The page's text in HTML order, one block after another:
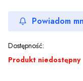
Powiadom
Dostępność:
Produkt niedostępny